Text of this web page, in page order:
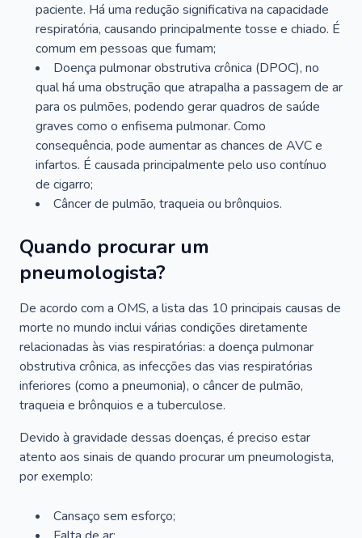
paciente. Há uma redução significativa na capacidade
respiratória, causando principalmente tosse e chiado. É
comum em pessoas que fumam;
Doença pulmonar obstrutiva crônica (DPOC), no
qual há uma obstrução que atrapalha a passagem de ar
para os pulmões, podendo gerar quadros de saúde
graves como o enfisema pulmonar. Como
consequência, pode aumentar as chances de AVC e
infartos. É causada principalmente pelo uso contínuo
de cigarro;
Câncer de pulmão, traqueia ou brônquios.
Quando procurar um
pneumologista?
De acordo com a OMS, a lista das 10 principais causas de
morte no mundo inclui várias condições diretamente
relacionadas às vias respiratórias: a doença pulmonar
obstrutiva crônica, as infecções das vias respiratórias
inferiores (como a pneumonia), o câncer de pulmão,
traqueia e brônquios e a tuberculose.
Devido à gravidade dessas doenças, é preciso estar
atento aos sinais de quando procurar um pneumologista,
por exemplo:
Cansaço sem esforço;